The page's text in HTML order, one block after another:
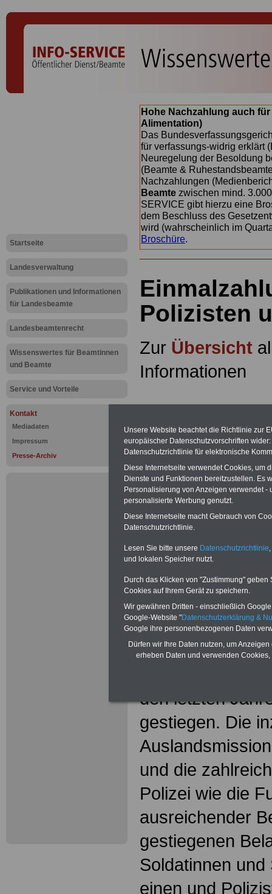
Startseite
Landesverwaltung
Publikationen und Informationen
für Landesbeamte
Landesbeamtenrecht
Wissenswertes für Beamtinnen
und Beamte
Service und Vorteile
Kontakt
Mediadaten
Impressum
Presse-Archiv
Hohe Nachzahlung auch
Alimentation)
Das
für verfassungs-widrig erklärt
Neuregelung der Besoldung
(Beamte &
Nachzahlungen
Beamte zwischen mind.
SERVICE gibt hierzu eine
dem Beschluss des
wird (wahrscheinlich im
Broschüre.
Polizisten
Zur Übersicht
Informationen
Aktuelle
und Soldaten
Aus einer
Gewerkschaft
DBwV-
Chef Freiberg
Berlin. Die
den letzten
gestiegen. Die
und die
Polizei wie die
ausreichender
gestiegenen
Soldatinnen
einen und
Unsere Website beachtet die Richtlinie zur
europäischer Datenschutzvorschriften
Datenschutzrichtlinie für elektronische
Diese Internetseite verwendet Cookies, um
Dienste und Funktionen bereitzustellen. Es
Personalisierung von Anzeigen verwendet
personalisierte Werbung genutzt.
Diese Internetseite macht Gebrauch von
Datenschutzrichtlinie.
Lesen Sie bitte unsere Datenschutzrichtlinie
und lokalen Speicher nutzt.
Durch das Klicken von "Zustimmung"
Cookies auf Ihrem Gerät zu speichern.
Wir gewähren Dritten - einschließlich
Google-Website "Datenschutzerklärung &
Google ihre personenbezogenen Daten
Dürfen wir Ihre Daten nutzen, um
erheben Daten und verwenden